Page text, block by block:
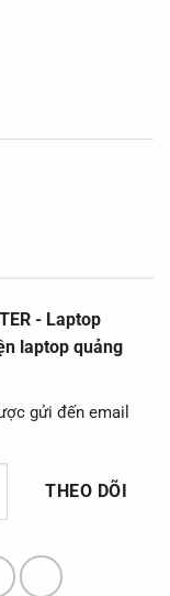
- Laptop
laptop quảng
gửi đến email
THEO DÕI